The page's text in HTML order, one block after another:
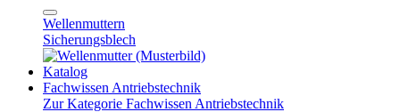
Wellenmuttern
Sicherungsblech
Katalog
Fachwissen Antriebstechnik
Zur Kategorie Fachwissen Antriebstechnik